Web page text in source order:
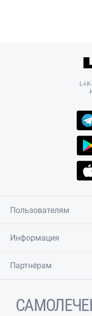
L-I-
Пользователям
Информация
Партнёрам